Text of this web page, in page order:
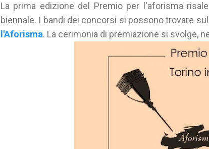
La prima edizione del Premio per l'aforisma
biennale. I bandi dei concorsi si possono trovare
l'Aforisma. La cerimonia di premiazione si svolge,